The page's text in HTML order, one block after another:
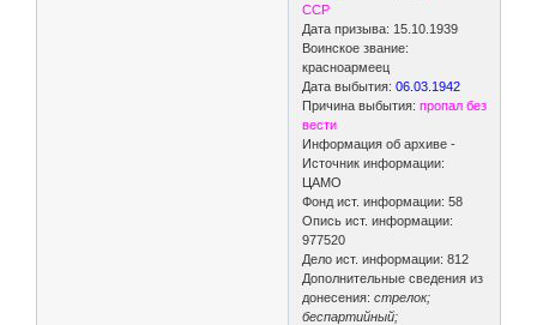
ССР
Дата призыва: 15.10.1939
Воинское звание:
красноармеец
Дата выбытия: 06.03.1942
Причина выбытия:пропал без
вести
Информация об архиве -
Источник информации:
ЦАМО
Фонд ист. информации: 58
Опись ист. информации:
977520
Дело ист. информации: 812
Дополнительные сведения из
донесения: стрелок;
беспартийный;